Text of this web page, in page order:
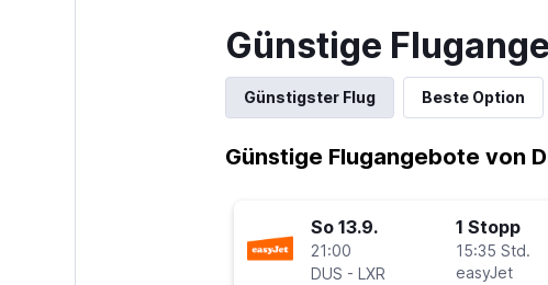
Günstige
Günstigster Flug Beste Option
Günstige Flugangebote von
So 13.9.
21:00
DUS - LXR
1 Stopp
15:35 Std.
easyJet